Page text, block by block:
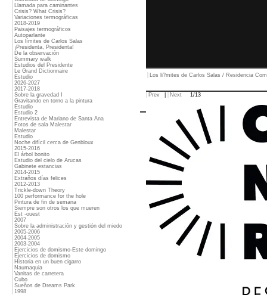
Llamada para caminantes
Crisis? What Crisis?
Variaciones termográficas
2018-2019
Paisajes termográficos
Autoparlante
Los límites de Carlos Salas
¡Presidenta, Presidenta!
De la observación
Summary walk
Estudios del Presidente
Le Grand Dictionnaire
Estudio
2026-2027
2017-2018
Sobre la gravedad I
Gravitando en torno a la pintura
Estudio
Estudio 2
Entrevista de Mariano de Santa Ana
Fotos de sala Malestar
Malestar
Estudio
Noche difícil cerca de Genbloux
2015-2016
El árbol bonito
Estudio del cielo de Arucas
Gabinete estancias
2014-2015
Extraños días felices
2012-2013
Trickle-down Theory
100 performance for the hole
Pintura de fin de semana
Siempre son otros los que mueren
Est -ouest
2007
Sobre la administración y gestión del miedo
2005-2006
2004-2005
2003-2004
Ejercicios de domismo-Este domingo
Ejercicios de domismo
Historia en un buen cigarro
Naumaquia
Vanitas de carretera
Cubo
Sueños de Dreams Park
1998
Los li?mites de Carlos Salas / Residencia
Prev Next 1/13